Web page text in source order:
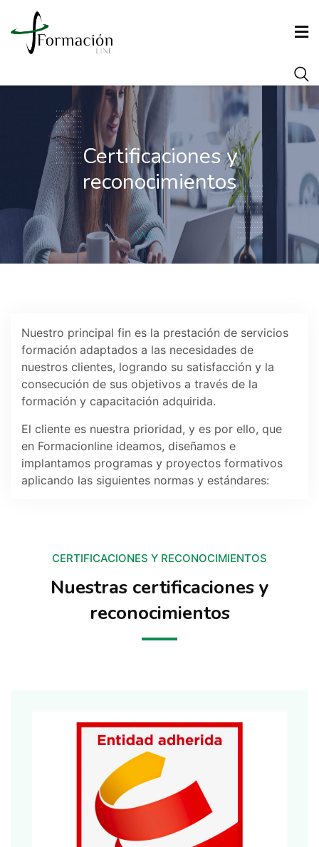
INICIO
CONÓCENOS
FORMACIÓN
AGENCIA DE COLOCACIÓN
CONTACTO
CAMPUS VIRTUAL
Certificaciones y
reconocimientos
Nuestro principal fin es la prestación de servicios
formación adaptados a las necesidades de
nuestros clientes, logrando su satisfacción y la
consecución de sus objetivos a través de la
formación y capacitación adquirida.
El cliente es nuestra prioridad, y es por ello, que
en Formacionline ideamos, diseñamos e
implantamos programas y proyectos formativos
aplicando las siguientes normas y estándares:
CERTIFICACIONES Y RECONOCIMIENTOS
Nuestras certificaciones y
reconocimientos